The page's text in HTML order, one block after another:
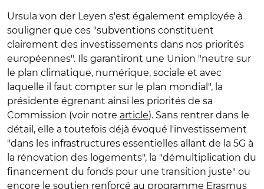
Ursula von der Leyen s'est également employée à
souligner que ces "subventions constituent
clairement des investissements dans nos priorités
européennes". Ils garantiront une Union "neutre sur
le plan climatique, numérique, sociale et avec
laquelle il faut compter sur le plan mondial", la
présidente égrenant ainsi les priorités de sa
Commission (voir notre article). Sans rentrer dans le
détail, elle a toutefois déjà évoqué l'investissement
"dans les infrastructures essentielles allant de la 5G à
la rénovation des logements", la "démultiplication du
financement du fonds pour une transition juste" ou
encore le soutien renforcé au programme Erasmus